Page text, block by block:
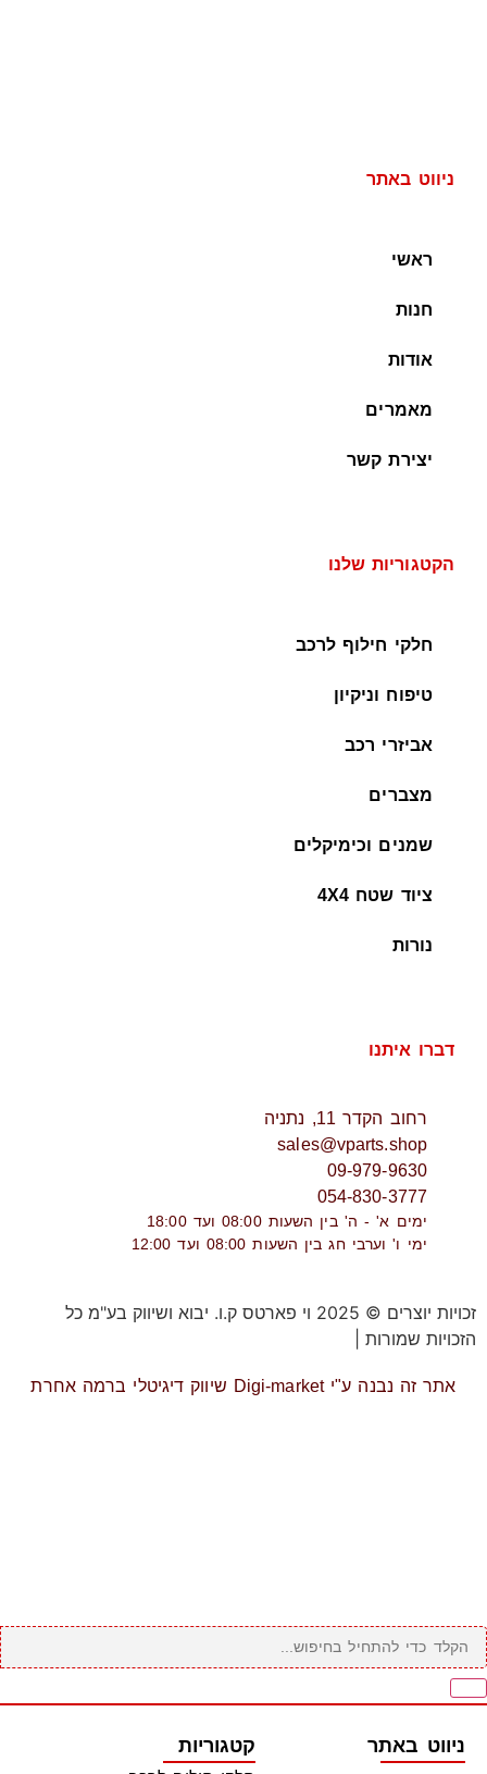
ניווט באתר
ראשי
חנות
אודות
מאמרים
יצירת קשר
הקטגוריות שלנו
חלקי חילוף לרכב
טיפוח וניקיון
אביזרי רכב
מצברים
שמנים וכימיקלים
ציוד שטח 4X4
נורות
דברו איתנו
רחוב הקדר 11, נתניה
sales@vparts.shop
09-979-9630
054-830-3777
ימים א' - ה' בין השעות 08:00 ועד 18:00
ימי ו' וערבי חג בין השעות 08:00 ועד 12:00
זכויות יוצרים © 2025 וי פארטס ק.ו. יבוא ושיווק בע"מ כל
הזכויות שמורות |
אתר זה נבנה ע"י Digi-market שיווק דיגיטלי ברמה אחרת
ניווט באתר קטגוריות